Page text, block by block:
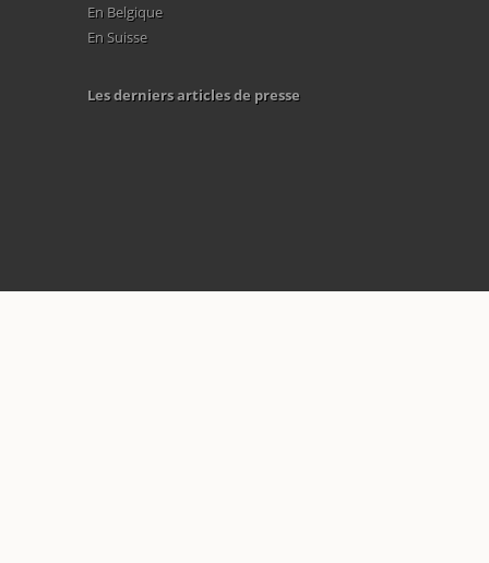
En Belgique
En Suisse
Les derniers articles de presse